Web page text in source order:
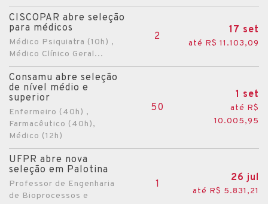
CISCOPAR abre seleção
para médicos
Médico Psiquiatra (10h) ,
Médico Clínico Geral...
2
17 set
até R$ 11.103,09
Consamu abre seleção
de nível médio e
superior
Enfermeiro (40h) ,
Farmacêutico (40h),
Médico (12h)
50
1 set
até R$
10.005,95
UFPR abre nova
seleção em Palotina
Professor de Engenharia
de Bioprocessos e
1
26 jul
até R$ 5.831,21